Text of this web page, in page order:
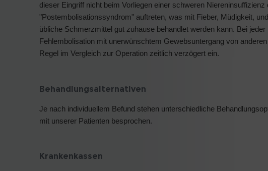
dieser Eingriff nicht beim Vorliegen einer schweren
"Postembolisationssyndrom" auftreten, was mit Fieber, Müdigkeit,
übliche Schmerzmittel gut zuhause behandlet werden kann. Bei
Fehlembolisation mit unerwünschtem Gewebsuntergang von
Regel im Vergleich zur Operation zeitlich verzögert ein.
Behandlungsalternativen
Je nach individuellem Befund stehen unterschiedliche
mit unserer Patienten besprochen.
Krankenkassen